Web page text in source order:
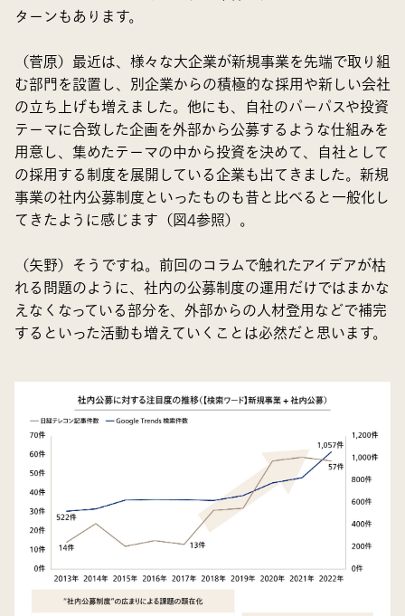
ターンもあります。
（菅原）最近は、様々な大企業が新規事業を先端で取り組
む部門を設置し、別企業からの積極的な採用や新しい会社
の立ち上げも増えました。他にも、自社のパーパスや投資
テーマに合致した企画を外部から公募するような仕組みを
用意し、集めたテーマの中から投資を決めて、自社として
の採用する制度を展開している企業も出てきました。新規
事業の社内公募制度といったものも昔と比べると一般化し
てきたように感じます（図4参照）。
（矢野）そうですね。前回のコラムで触れたアイデアが枯
れる問題のように、社内の公募制度の運用だけではまかな
えなくなっている部分を、外部からの人材登用などで補完
するといった活動も増えていくことは必然だと思います。